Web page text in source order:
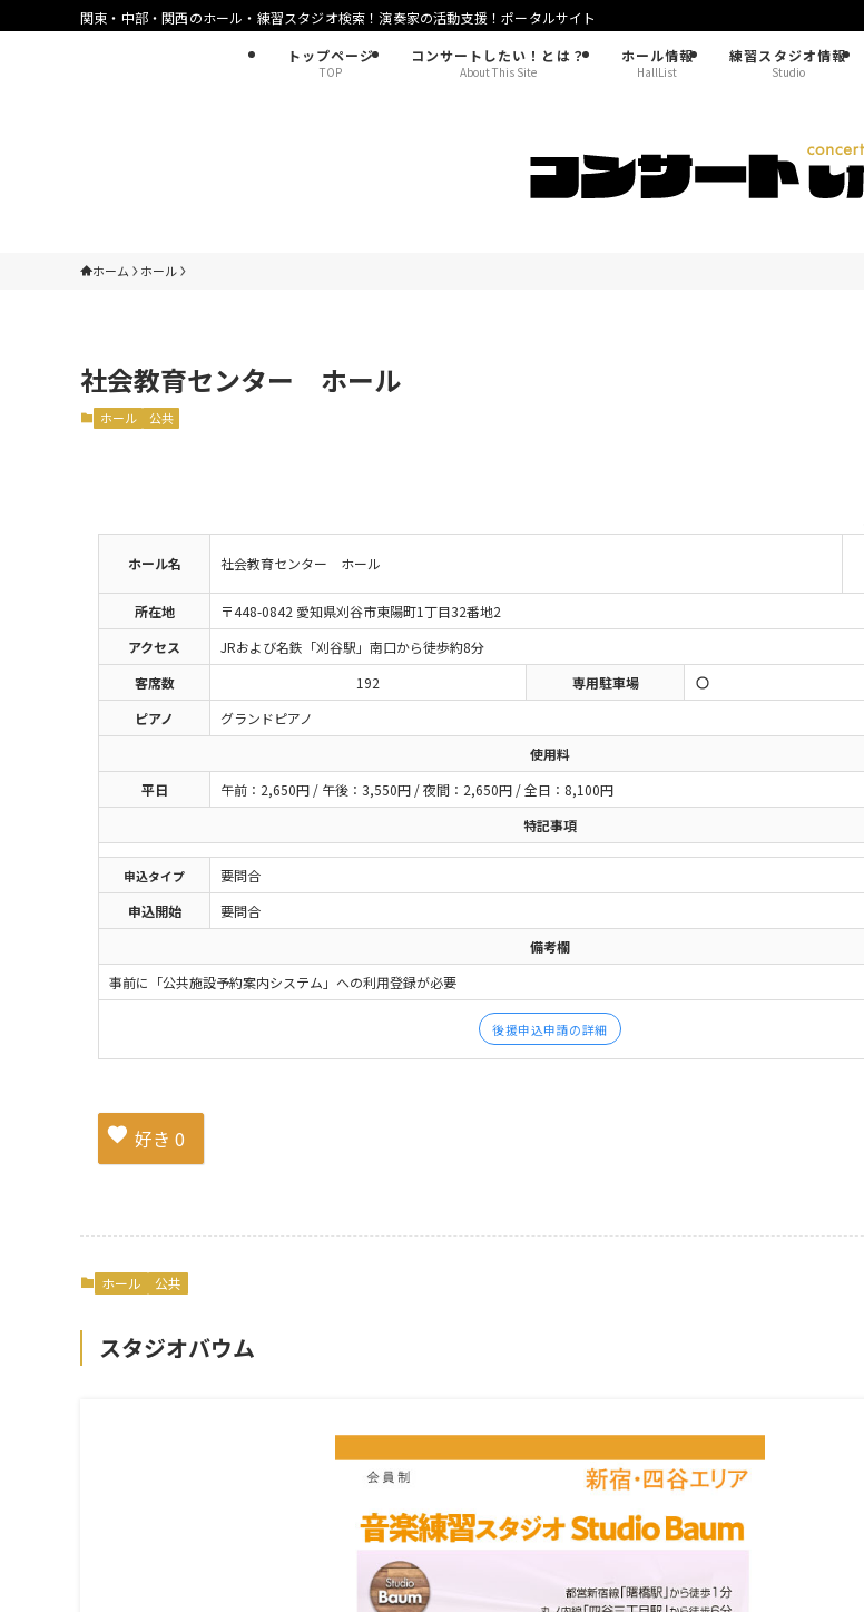
関東・中部・関西のホール・練習スタジオ検索！演奏家の活動支援！ポータルサイト
トップページ
TOP
コンサートしたい！とは？
About This Site
ホール情報
HallList
練習スタジオ情報
Studio
ホーム ホール
社会教育センター ホール
ホール 公共
ホール名 社会教育センター ホール
所在地
〒448-0842 愛知県刈谷市東陽町1丁目32番地2
アクセス
JRおよび名鉄「刈谷駅」南口から徒歩約8分
客席数
192
専用駐車場
ピアノ
グランドピアノ
使用料
平日
午前：2,650円 / 午後：3,550円 / 夜間：2,650円 / 全日：8,100円
特記事項
申込タイプ
要問合
申込開始
要問合
備考欄
事前に「公共施設予約案内システム」への利用登録が必要
後援申込申請の詳細
好き 0
ホール 公共
スタジオバウム